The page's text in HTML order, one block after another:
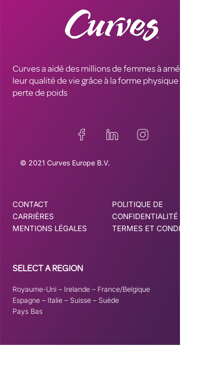
Curves a aidé des millions de femmes à améliorer
leur qualité de vie grâce à la forme physique et à la
perte de poids
© 2021 Curves Europe B.V.
CONTACT
CARRIÈRES
MENTIONS LÉGALES
POLITIQUE DE
CONFIDENTIALITÉ
TERMES ET CONDITIONS
SELECT A REGION
Royaume-Uni – Irelande – France/Belgique
Espagne – Italie – Suisse – Suède
Pays Bas